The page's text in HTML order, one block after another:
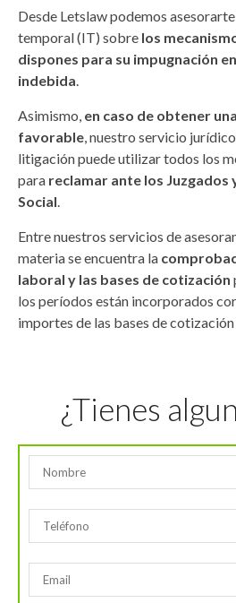
Desde Letslaw podemos
temporal (IT) sobre los
dispones para su impugnación
indebida.
Asimismo, en caso de obtener
favorable, nuestro servicio
litigación puede utilizar todos los
para reclamar ante los Juzgados
Social.
Entre nuestros servicios de
materia se encuentra la
laboral y las bases de cotización
los períodos están incorporados
importes de las bases de
¿Tienes